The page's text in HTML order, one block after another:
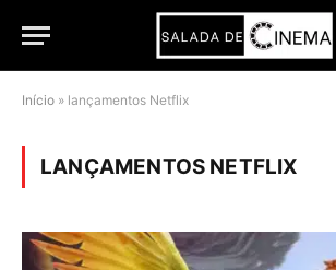
Início » lançamentos Netflix
LANÇAMENTOS NETFLIX